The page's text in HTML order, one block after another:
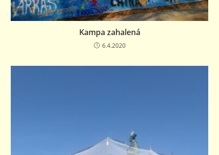
Kampa zahalená
6.4.2020